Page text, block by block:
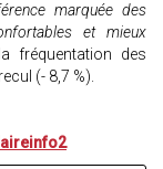
marquée des
et mieux
fréquentation des
(- 8,7 %).